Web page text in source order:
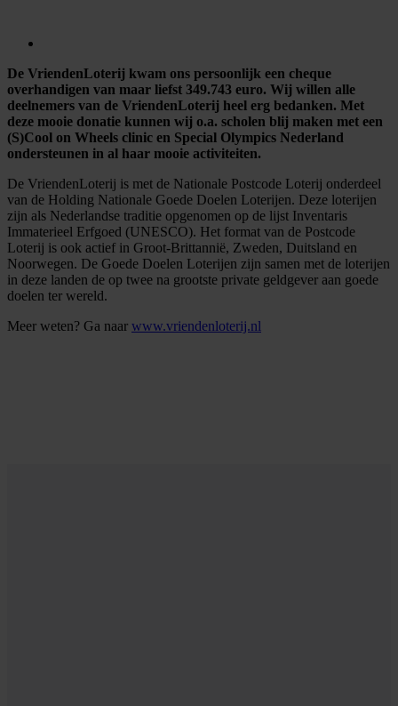
De VriendenLoterij kwam ons persoonlijk een cheque
overhandigen van maar liefst 349.743 euro. Wij willen alle
deelnemers van de VriendenLoterij heel erg bedanken. Met
deze mooie donatie kunnen wij o.a. scholen blij maken met een
(S)Cool on Wheels clinic en Special Olympics Nederland
ondersteunen in al haar mooie activiteiten.
De VriendenLoterij is met de Nationale Postcode Loterij onderdeel
van de Holding Nationale Goede Doelen Loterijen. Deze loterijen
zijn als Nederlandse traditie opgenomen op de lijst Inventaris
Immaterieel Erfgoed (UNESCO). Het format van de Postcode
Loterij is ook actief in Groot-Brittannië, Zweden, Duitsland en
Noorwegen. De Goede Doelen Loterijen zijn samen met de loterijen
in deze landen de op twee na grootste private geldgever aan goede
doelen ter wereld.
Meer weten? Ga naar www.vriendenloterij.nl